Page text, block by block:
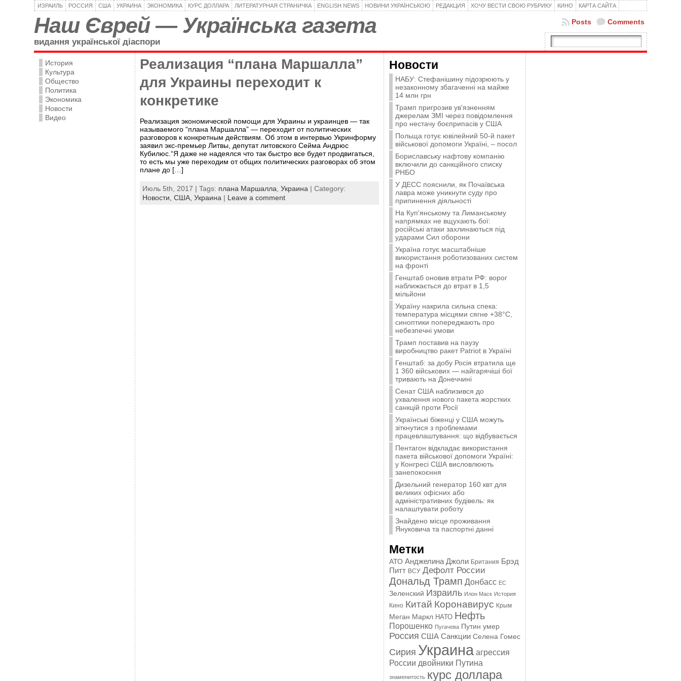
ИЗРАИЛЬ РОССИЯ США УКРАИНА ЭКОНОМИКА КУРС ДОЛЛАРА ЛИТЕРАТУРНАЯ СТРАНИЧКА ENGLISH NEWS НОВИНИ УКРАЇНСЬКОЮ РЕДАКЦИЯ ХОЧУ ВЕСТИ СВОЮ РУБРИКУ КИНО КАРТА САЙТА
Наш Єврей — Українська газета
видання української діаспори
Comments
Posts
История
Культура
Общество
Политика
Экономика
Новости
Видео
Реализация “плана Маршалла”
для Украины переходит к
конкретике
Реализация экономической помощи для Украины и украинцев — так
называемого “плана Маршалла” — переходит от политических
разговоров к конкретным действиям. Об этом в интервью Укринформу
заявил экс-премьер Литвы, депутат литовского Сейма Андрюс
Кубилюс.“Я даже не надеялся что так быстро все будет продвигаться,
то есть мы уже переходим от общих политических разговорах об этом
плане до […]
Июль 5th, 2017 | Tags: плана Маршалла Украина | Category:
Новости, США, Украина | Leave a comment
Новости
НАБУ: Стефанішину підозрюють у
незаконному збагаченні на майже
14 млн грн
Трамп пригрозив ув'язненням
джерелам ЗМІ через повідомлення
про нестачу боєприпасів у США
Польща готує ювілейний 50-й пакет
військової допомоги Україні, – посол
Бориславську нафтову компанію
включили до санкційного списку
РНБО
У ДЕСС пояснили, як Почаївська
лавра може уникнути суду про
припинення діяльності
На Куп'янському та Лиманському
напрямках не вщухають бої:
російські атаки захлинаються під
ударами Сил оборони
Україна готує масштабніше
використання роботизованих систем
на фронті
Генштаб оновив втрати РФ: ворог
наближається до втрат в 1,5
мільйони
Україну накрила сильна спека:
температура місцями сягне +38°C,
синоптики попереджають про
небезпечні умови
Трамп поставив на паузу
виробництво ракет Patriot в Україні
Генштаб: за добу Росія втратила ще
1 360 військових — найгарячіші бої
тривають на Донеччині
Сенат США наблизився до
ухвалення нового пакета жорстких
санкцій проти Росії
Українські біженці у США можуть
зіткнутися з проблемами
працевлаштування: що відбувається
Пентагон відкладає використання
пакета військової допомоги Україні:
у Конгресі США висловлюють
занепокоєння
Дизельний генератор 160 квт для
великих офісних або
адміністративних будівель: як
налаштувати роботу
Знайдено місце проживання
Януковича та паспортні данні
Метки
АТО Анджелина Джоли Британия Брэд
Питт ВСУ Дефолт России
Дональд Трамп Донбасс ЕС
Зеленский Израиль Илон Маск История
Кино Китай Коронавирус Крым
Меган Маркл НАТО Нефть
Порошенко Пугачева Путин умер
Россия США Санкции Селена Гомес
Сирия Украина агрессия
России двойники Путина
знаменитость курс доллара